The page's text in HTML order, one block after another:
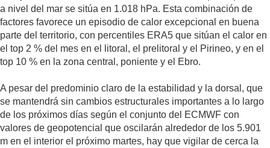
a nivel del mar se sitúa en 1.018 hPa. Esta combinación de
factores favorece un episodio de calor excepcional en buena
parte del territorio, con percentiles ERA5 que sitúan el calor en
el top 2 % del mes en el litoral, el prelitoral y el Pirineo, y en el
top 10 % en la zona central, poniente y el Ebro.
A pesar del predominio claro de la estabilidad y la dorsal, que
se mantendrá sin cambios estructurales importantes a lo largo
de los próximos días según el conjunto del ECMWF con
valores de geopotencial que oscilarán alrededor de los 5.901
m en el interior el próximo martes, hay que vigilar de cerca la